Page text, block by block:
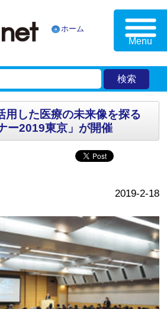
ホーム
Menu
用した医療の未来像を探る
ー2019東京」が開催
2019-2-18